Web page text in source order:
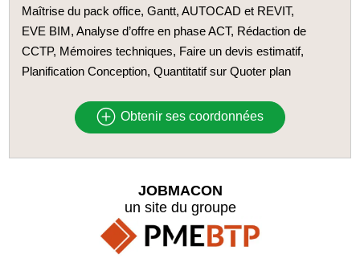
Maîtrise du pack office, Gantt, AUTOCAD et REVIT,
EVE BIM, Analyse d’offre en phase ACT, Rédaction de
CCTP, Mémoires techniques, Faire un devis estimatif,
Planification Conception, Quantitatif sur Quoter plan
Obtenir ses coordonnées
JOBMACON
un site du groupe